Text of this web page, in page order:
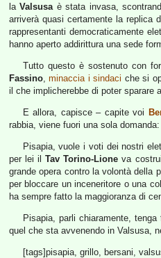
laValsusaè stata invasa,
arriverà quasi certamente la replica
rappresentanti democraticamente
hanno aperto addirittura una sede
Tutto questo è sostenuto con
Fassino,minaccia i sindaci che si
il che implicherebbe di poter sparare
E allora, capisce – capite voi
rabbia, viene fuori una sola
Pisapia, vuole i voti dei nostri
per lei ilTav Torino-Lione va
grande opera contro la volontà della
per bloccare un inceneritore o una
ha sempre fatto la maggioranza di
Pisapia, parli chiaramente,
quel che sta avvenendo in Valsusa,
[tags]pisapia, grillo, bersani,